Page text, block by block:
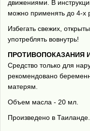
движениями. В
можно применять до 4-х
Избегать свежих,
употреблять вовнутрь!
ПРОТИВОПОКАЗАНИЯ
Средство только для
рекомендовано
матерям.
Объем масла - 20 мл.
Произведено в Таиланде.